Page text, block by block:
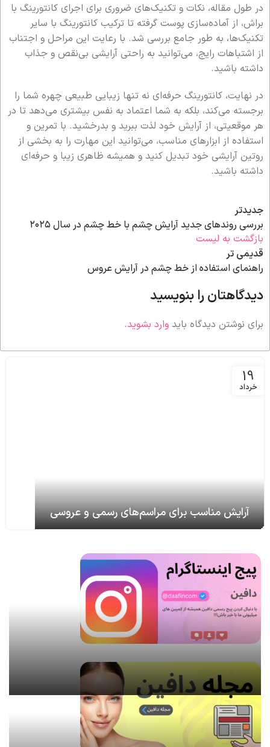
در طول مقاله، نکات و تکنیک‌های ضروری برای اجرای کانتورینگ با
براش، از آماده‌سازی پوست گرفته تا ترکیب کانتورینگ با سایر
تکنیک‌ها، به طور جامع بررسی شد. با رعایت این مراحل و اجتناب
از اشتباهات رایج، می‌توانید به راحتی آرایشی بی‌نقص و جذاب
داشته باشید.
در نهایت، کانتورینگ حرفه‌ای نه تنها زیبایی طبیعی چهره شما را
برجسته می‌کند، بلکه به شما اعتماد به نفس بیشتری می‌دهد تا در
هر موقعیتی، از آرایش خود لذت ببرید و بدرخشید. با تمرین و
استفاده از ابزارهای مناسب، می‌توانید این مهارت را به بخشی از
روتین آرایشی خود تبدیل کنید و همیشه ظاهری زیبا و حرفه‌ای
داشته باشید.
جدیدتر
بررسی روندهای جدید آرایش چشم با خط چشم در سال ۲۰۲۵
بازگشت به لیست
قدیمی تر
راهنمای استفاده از خط چشم در آرایش عروس
دیدگاهتان را بنویسید
برای نوشتن دیدگاه باید وارد بشوید.
19
خرداد
آرایش مناسب برای مراسم‌های رسمی و عروسی